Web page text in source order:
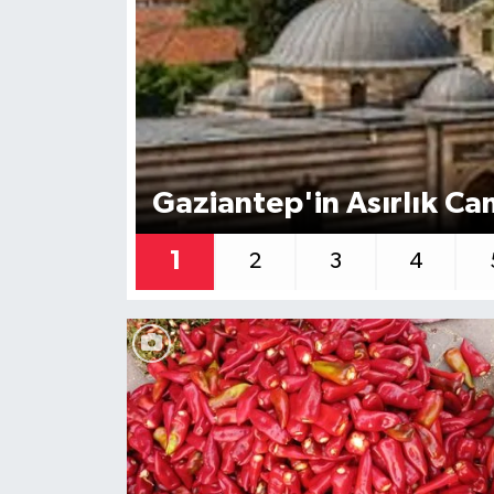
Gaziantep'in Asırlık
1 2 3 4
Resmi İlanlar
Siyaset
Teknoloji